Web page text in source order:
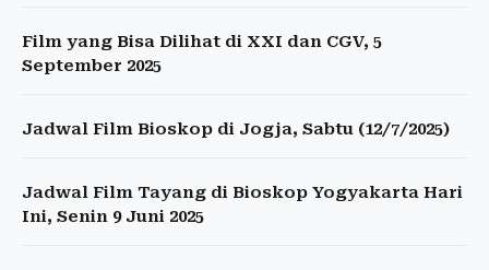
Film yang Bisa Dilihat di XXI dan CGV, 5
September 2025
Jadwal Film Bioskop di Jogja, Sabtu (12/7/2025)
Jadwal Film Tayang di Bioskop Yogyakarta Hari
Ini, Senin 9 Juni 2025